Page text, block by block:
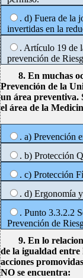
. d) Fuera de la
invertidas en la
. Artículo 19 de
prevención de
8. En muchas
Prevención de la
un área preventiva.
el área de la
. a) Prevención
. b) Protección
. c) Protección
. d) Ergonomía
. Punto 3.3.2.2
Prevención de
9. En lo
de la igualdad entre
acciones
NO se encuentra: